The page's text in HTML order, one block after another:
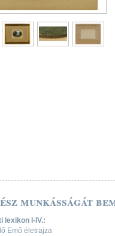
munkásságát
lexikon I-IV.:
Emő életrajza